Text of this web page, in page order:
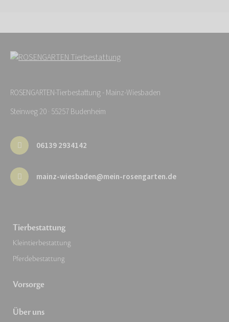
ROSENGARTEN-Tierbestattung - Mainz-Wiesbaden
Steinweg 20 · 55257 Budenheim
06139 2934142
mainz-wiesbaden@mein-rosengarten.de
Tierbestattung
Kleintierbestattung
Pferdebestattung
Vorsorge
Über uns